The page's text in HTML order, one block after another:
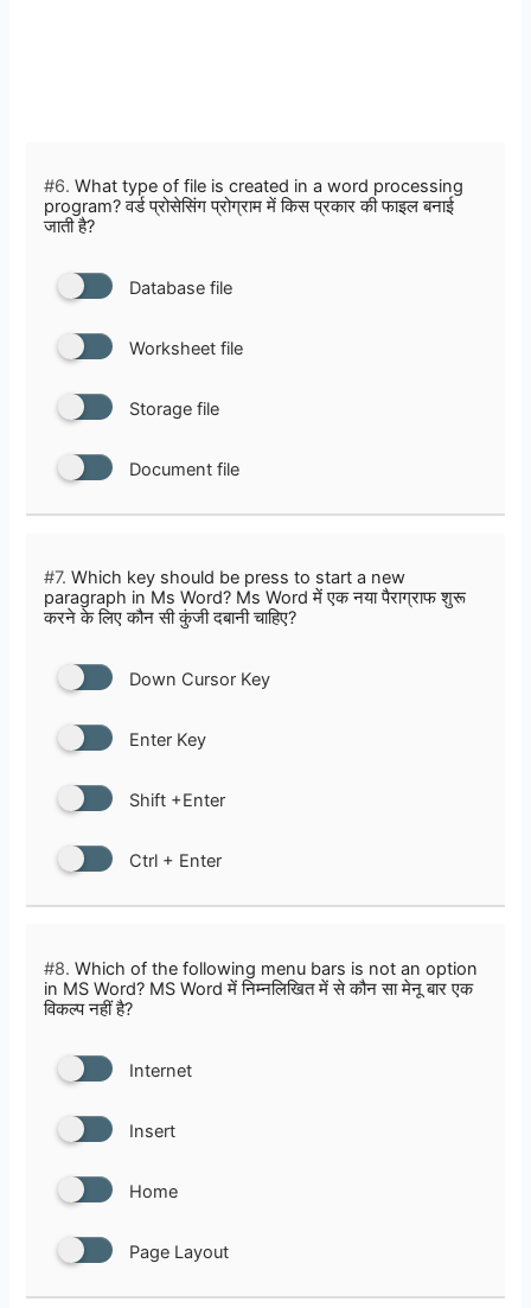
#6. What type of file is created in a word processing
program? वर्ड प्रोसेसिंग प्रोग्राम में किस प्रकार की फाइल बनाई
जाती है?
Database file
Worksheet file
Storage file
Document file
#7. Which key should be press to start a new
paragraph in Ms Word? Ms Word में एक नया पैराग्राफ शुरू
करने के लिए कौन सी कुंजी दबानी चाहिए?
Down Cursor Key
Enter Key
Shift +Enter
Ctrl + Enter
#8. Which of the following menu bars is not an option
in MS Word? MS Word में निम्नलिखित में से कौन सा मेनू बार एक
विकल्प नहीं है?
Internet
Insert
Home
Page Layout